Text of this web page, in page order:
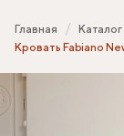
Главная Каталог
Кровать Fabiano